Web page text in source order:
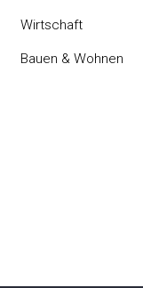
Wirtschaft
Bauen & Wohnen